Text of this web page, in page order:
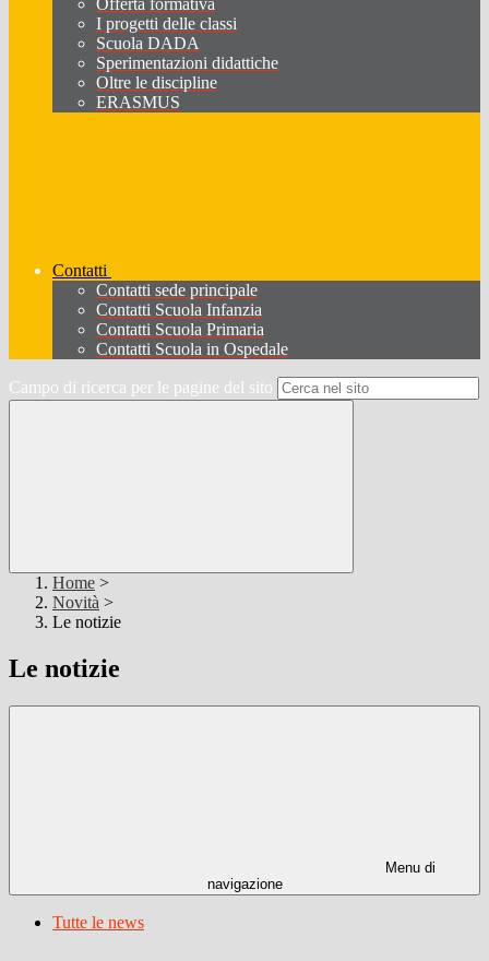
Offerta formativa
I progetti delle classi
Scuola DADA
Sperimentazioni didattiche
Oltre le discipline
ERASMUS
Contatti
Contatti sede principale
Contatti Scuola Infanzia
Contatti Scuola Primaria
Contatti Scuola in Ospedale
Campo di ricerca per le pagine del sito
Home >
Novità >
Le notizie
Le notizie
Menu di
navigazione
Tutte le news